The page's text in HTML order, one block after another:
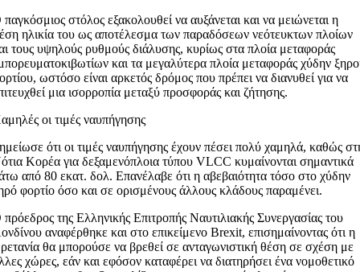
στόλος εξακολουθεί να αυξάνεται και να μειώνεται η
ηλικία του ως αποτέλεσμα των παραδόσεων νεότευκτων πλοίων
τους υψηλούς ρυθμούς διάλυσης, κυρίως στα πλοία μεταφοράς
και τα μεγαλύτερα πλοία μεταφοράς χύδην
ωστόσο είναι αρκετός δρόμος που πρέπει να διανυθεί για να
μια ισορροπία μεταξύ προσφοράς και ζήτησης.
οι τιμές ναυπήγησης
ότι οι τιμές ναυπήγησης έχουν πέσει πολύ χαμηλά, καθώς
Κορέα για δεξαμενόπλοια τύπου VLCC κυμαίνονται σημαντικά
από 80 εκατ. δολ. Επανέλαβε ότι η αβεβαιότητα τόσο στο χύδην
φορτίο όσο και σε ορισμένους άλλους κλάδους παραμένει.
της Ελληνικής Επιτροπής Ναυτιλιακής Συνεργασίας του
αναφέρθηκε και στο επικείμενο Brexit, επισημαίνοντας ότι η
θα μπορούσε να βρεθεί σε ανταγωνιστική θέση σε σχέση με
χώρες, εάν και εφόσον καταφέρει να διατηρήσει ένα νομοθετικό